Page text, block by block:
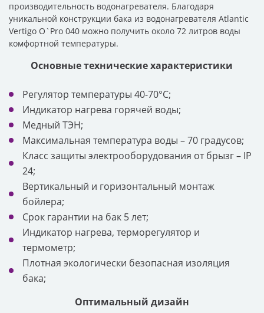
производительность водонагревателя. Благодаря
уникальной конструкции бака из водонагревателя Atlantic
Vertigo O`Pro 040 можно получить около 72 литров воды
комфортной температуры.
Основные технические характеристики
Регулятор температуры 40-70°C;
Индикатор нагрева горячей воды;
Медный ТЭН;
Максимальная температура воды – 70 градусов;
Класс защиты электрооборудования от брызг – IP
24;
Вертикальный и горизонтальный монтаж
бойлера;
Срок гарантии на бак 5 лет;
Индикатор нагрева, терморегулятор и
термометр;
Плотная экологически безопасная изоляция
бака;
Оптимальный дизайн